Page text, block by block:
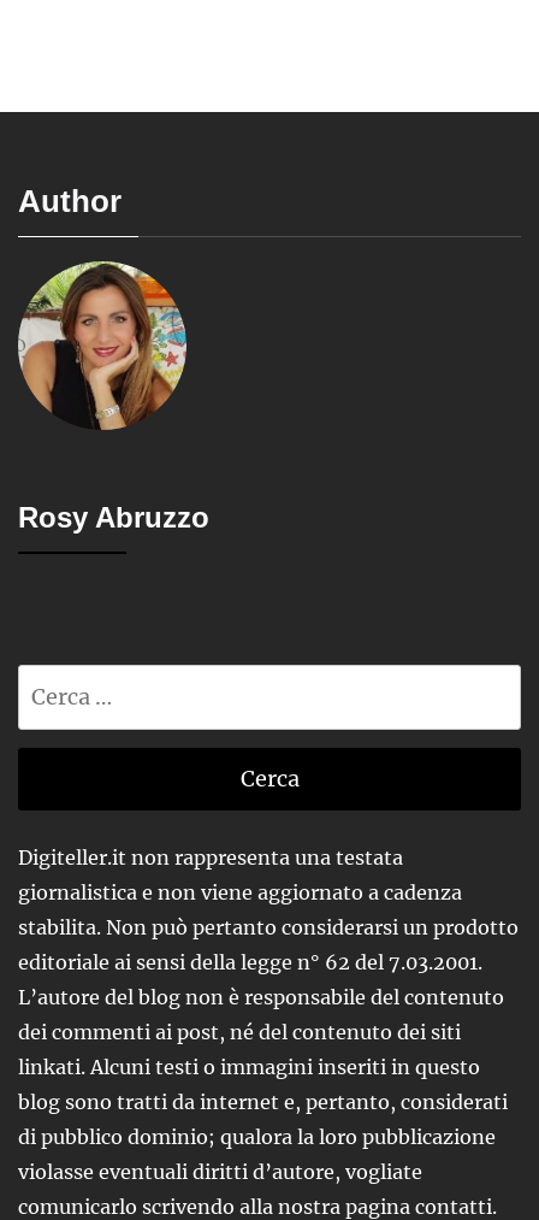
Author
Rosy Abruzzo
Digiteller.it non rappresenta una testata
giornalistica e non viene aggiornato a cadenza
stabilita. Non può pertanto considerarsi un prodotto
editoriale ai sensi della legge n° 62 del 7.03.2001.
L’autore del blog non è responsabile del contenuto
dei commenti ai post, né del contenuto dei siti
linkati. Alcuni testi o immagini inseriti in questo
blog sono tratti da internet e, pertanto, considerati
di pubblico dominio; qualora la loro pubblicazione
violasse eventuali diritti d’autore, vogliate
comunicarlo scrivendo alla nostra pagina contatti.